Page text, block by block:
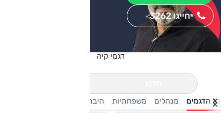
חייגו 3262*
דגמי קיה
כל הדגמים מנהלים משפחתיות היברידיות